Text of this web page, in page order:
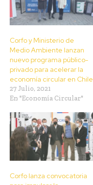
Corfo y Ministerio de
Medio Ambiente lanzan
nuevo programa público-
privado para acelerar la
economía circular en Chile
27 Julio, 2021
En "Economía Circular"
Corfo lanza convocatoria